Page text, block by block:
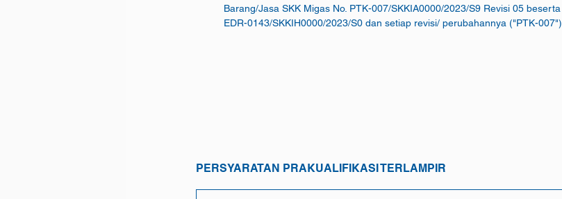
	EDR-0143/SKKIH0000/2023/S0 dan setiap revisi/ perubahannya ("PTK-007").
PERSYARATAN PRAKUALIFIKASI TERLAMPIR